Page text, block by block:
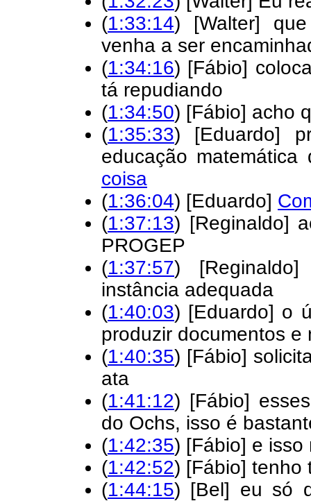
(1:33:14) [Walter]
venha a ser
(1:34:16) [Fábio]
tá repudiando
(1:34:50) [Fábio] acho
(1:35:33) [Eduardo]
educação
coisa
(1:36:04) [Eduardo]
(1:37:13) [Reginaldo]
PROGEP
(1:37:57)
instância adequada
(1:40:03) [Eduardo] o
produzir documentos e
(1:40:35) [Fábio]
ata
(1:41:12) [Fábio]
do Ochs, isso é
(1:42:35) [Fábio] e isso
(1:42:52) [Fábio] tenho
(1:44:15) [Bel] eu só